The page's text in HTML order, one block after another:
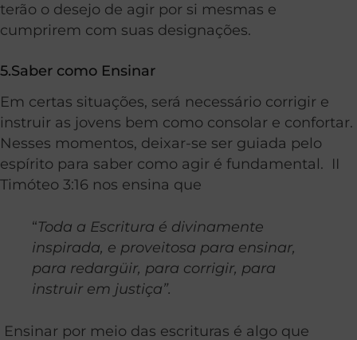
terão o desejo de agir por si mesmas e
cumprirem com suas designações.
5.Saber como Ensinar
Em certas situações, será necessário corrigir e
instruir as jovens bem como consolar e confortar.
Nesses momentos, deixar-se ser guiada pelo
espírito para saber como agir é fundamental. II
Timóteo 3:16 nos ensina que
“Toda a Escritura é divinamente
inspirada, e proveitosa para ensinar,
para redargüir, para corrigir, para
instruir em justiça”.
Ensinar por meio das escrituras é algo que